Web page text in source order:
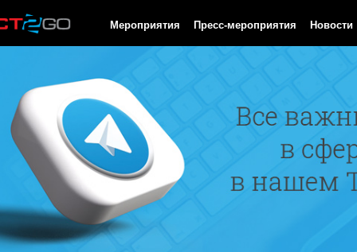
Мероприятия Пресс-мероприятия Новости